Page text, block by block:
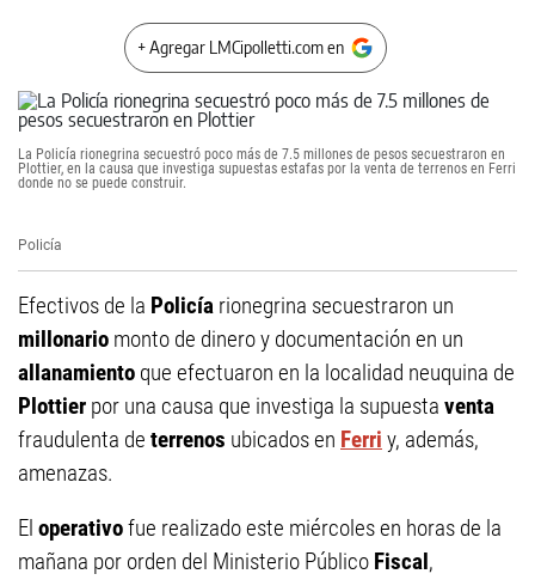
+ Agregar LMCipolletti.com en
La Policía rionegrina secuestró poco más de 7.5 millones de pesos secuestraron en
Plottier, en la causa que investiga supuestas estafas por la venta de terrenos en Ferri
donde no se puede construir.
Policía
Efectivos de la Policía rionegrina secuestraron un
millonario monto de dinero y documentación en un
allanamiento que efectuaron en la localidad neuquina de
Plottier por una causa que investiga la supuesta venta
fraudulenta de terrenos ubicados en Ferri y, además,
amenazas.
El operativofue realizado este miércoles en horas de la
mañana por orden del Ministerio Público Fiscal,